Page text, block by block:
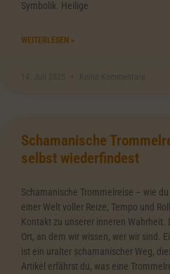
Symbolik. Heilige
WEITERLESEN »
14. Juli 2025 Keine Kommentare
Schamanische
selbst wiederfindest
Schamanische Trommelreise – wie
einer Welt voller Reize, Tempo und
Kontakt zu unserer inneren Wahrheit.
Ort, an dem wir wissen, wer wir sind.
ist ein uralter schamanischer Weg,
Artikel erfährst du, was eine